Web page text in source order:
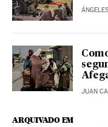
JUAN
ARQUIVADO EM